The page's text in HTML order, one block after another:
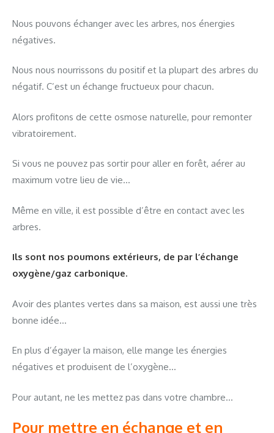
Nous pouvons échanger avec les arbres, nos énergies
négatives.
Nous nous nourrissons du positif et la plupart des arbres du
négatif. C’est un échange fructueux pour chacun.
Alors profitons de cette osmose naturelle, pour remonter
vibratoirement.
Si vous ne pouvez pas sortir pour aller en forêt, aérer au
maximum votre lieu de vie…
Même en ville, il est possible d’être en contact avec les
arbres.
Ils sont nos poumons extérieurs, de par l’échange
oxygène/gaz carbonique.
Avoir des plantes vertes dans sa maison, est aussi une très
bonne idée…
En plus d’égayer la maison, elle mange les énergies
négatives et produisent de l’oxygène…
Pour autant, ne les mettez pas dans votre chambre…
Pour mettre en échange et en